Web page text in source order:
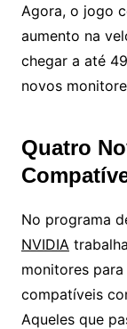
Agora, o jogo
aumento na
chegar a até
novos
Quatro
No programa
NVIDIA
monitores
compatíveis
Aqueles que